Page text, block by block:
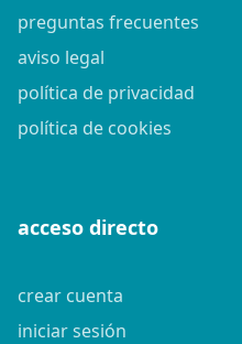
preguntas frecuentes
aviso legal
política de privacidad
política de cookies
acceso directo
crear cuenta
iniciar sesión